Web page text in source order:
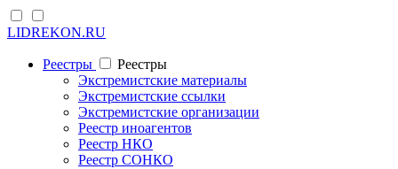
LIDREKON.RU
Реестры
Реестры
Экстремистские материалы
Экстремистские ссылки
Экстремистские организации
Реестр иноагентов
Реестр НКО
Реестр СОНКО